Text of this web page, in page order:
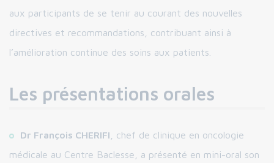
aux participants de se tenir au courant des nouvelles
directives et recommandations, contribuant ainsi à
l’amélioration continue des soins aux patients.
Les présentations orales
Dr François CHERIFI , chef de clinique en oncologie
médicale au Centre Baclesse, a présenté en mini-oral son